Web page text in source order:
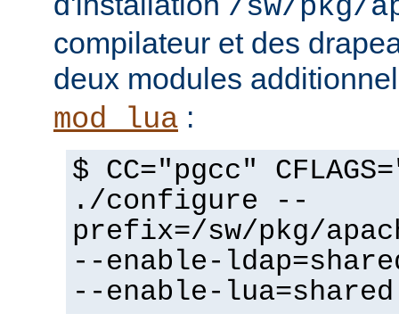
/sw/pkg/
compilateur et des
deux modules
mod_lua :
$ CC="pgcc"
./configure --
prefix=/sw/pkg/
--enable-
--enable-lua=shared